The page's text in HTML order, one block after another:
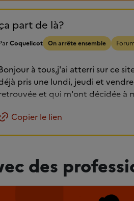
part de là?
Coquelicot On arrête ensemble
à tous,j'ai atterri sur ce
pris une lundi, jeudi et
et qui m'ont décidée à
Copier le lien
des